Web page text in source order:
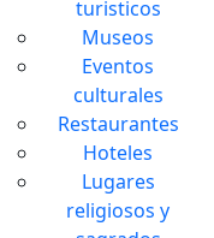
turisticos
Museos
Eventos
culturales
Restaurantes
Hoteles
Lugares
religiosos y